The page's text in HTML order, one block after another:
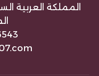
المملكة العربية